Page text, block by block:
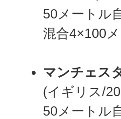
50メートル
混合4×100
マンチェス
(イギリス/
50メートル